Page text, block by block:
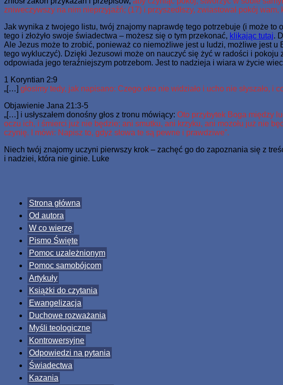
zniweczywszy na nim nieprzyjaźń; (17) i przyszedłszy, zwiastował pokój
Jak wynika z twojego listu, twój znajomy naprawdę tego potrzebuje (i może
tego i złożyło swoje świadectwa – możesz się o tym przekonać, klikając tutaj.
Ale Jezus może to zrobić, ponieważ co niemożliwe jest u ludzi, możliwe jest
tego wykluczyć). Dzięki Jezusowi może on nauczyć się żyć w radości i
odpowiada jego teraźniejszym potrzebom. Jest to nadzieja i wiara w życie
1 Koryntian 2:9
„[…] głosimy tedy, jak napisano: Czego oko nie widziało i ucho nie słyszało, i
Objawienie Jana 21:3-5
„[…] i usłyszałem donośny głos z tronu mówiący: Oto przybytek Boga między
oczu ich, i śmierci już nie będzie; ani smutku, ani krzyku, ani mozołu już nie
czynię. I mówi: Napisz to, gdyż słowa te są pewne i prawdziwe”.
Niech twój znajomy uczyni pierwszy krok – zachęć go do zapoznania się z
i nadziei, która nie ginie. Luke
Strona główna
Od autora
W co wierzę
Pismo Święte
Pomoc uzależnionym
Pomoc samobójcom
Artykuły
Książki do czytania
Ewangelizacja
Duchowe rozważania
Myśli teologiczne
Kontrowersyjne
Odpowiedzi na pytania
Świadectwa
Kazania